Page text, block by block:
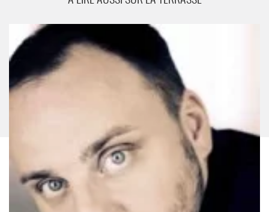
Matthias Goerne et Christoph Eschenbach - Critique sortie
Classique / Opéra